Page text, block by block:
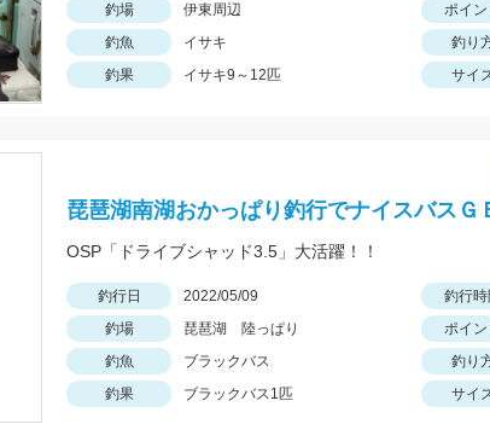
釣場
伊東周辺 ポイン
釣魚
イサキ 釣り
釣果
イサキ9～12匹 サイ
琵琶湖南湖おかっぱり釣行でナイスバスＧ
OSP「ドライブシャッド3.5」大活躍！！
釣行日 2022/05/09 釣行時
釣場
琵琶湖 陸っぱり
ポイン
釣魚
ブラックバス 釣り
釣果
ブラックバス1匹 サイ